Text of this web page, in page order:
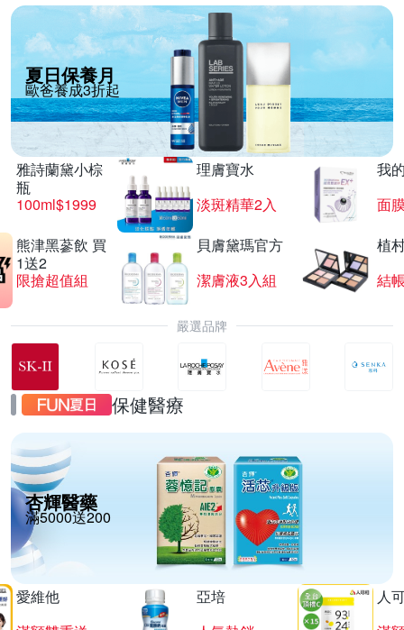
夏日保養月
歐爸養成3折起
雅詩蘭黛小棕
瓶
100ml$1999
理膚寶水
淡斑精華2入
我
面
熊津黑蔘飲 買
1送2
限搶超值組
貝膚黛瑪官方
潔膚液3入組
植
結
嚴選品牌
保健醫療
杏輝醫藥
滿5000送200
愛維他
亞培
人